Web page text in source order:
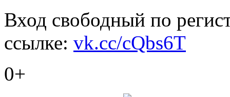
Вход свободный по
ссылке: vk.cc/cQbs6T
0+